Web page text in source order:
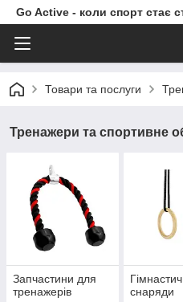
Go Active - коли спорт стає
Товари та послуги
Тренажери та спортивне
Запчастини для
тренажерів
снаряди